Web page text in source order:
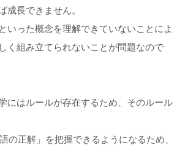
成長できません。
いった概念を理解できていないことによ
く組み立てられないことが問題なので
にはルールが存在するため、そのルール
の正解」を把握できるようになるため、